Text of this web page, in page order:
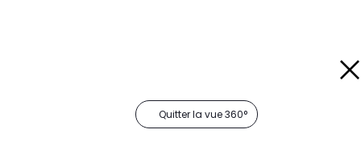
Quitter la vue 360°